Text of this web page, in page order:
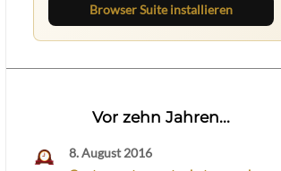
Browser Suite installieren
Vor zehn Jahren...
8. August 2016